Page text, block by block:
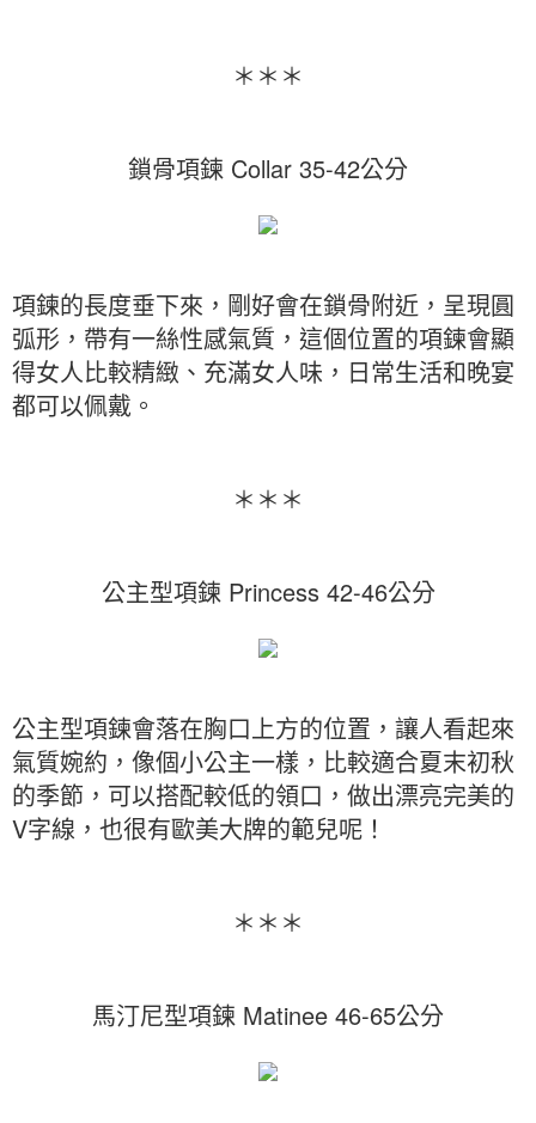
＊＊＊
鎖骨項鍊 Collar 35-42公分
項鍊的長度垂下來，剛好會在鎖骨附近，呈現圓
弧形，帶有一絲性感氣質，這個位置的項鍊會顯
得女人比較精緻、充滿女人味，日常生活和晚宴
都可以佩戴。
＊＊＊
公主型項鍊 Princess 42-46公分
公主型項鍊會落在胸口上方的位置，讓人看起來
氣質婉約，像個小公主一樣，比較適合夏末初秋
的季節，可以搭配較低的領口，做出漂亮完美的
V字線，也很有歐美大牌的範兒呢！
＊＊＊
馬汀尼型項鍊 Matinee 46-65公分